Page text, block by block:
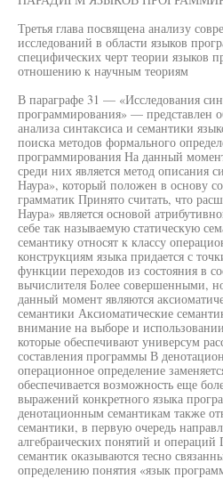
Третья глава посвящена анализу
исследований в области языков
специфических черт теории языков
отношению к научным теориям
В параграфе 31 — «Исследования
программирования» — представлен
анализа синтаксиса и семантики
поиска методов формального
программирования На данный
среди них является метод описания
Наура», который положен в основу
грамматик Принято считать, что
Наура» является основой
себе так называемую статическую
семантику относят к классу
конструкциям языка придается с
функции переходов из состояния в
вычислителя Более совершенными,
данный момент являются
семантики Аксиоматические
внимание на выборе и
которые обеспечивают универсум
составления программы В
операционное определение
обеспечивается возможность еще
выражений конкретного языка
денотационным семантикам также
семантики, в первую очередь
алгебраических понятий и
семантик оказываются тесно
определению понятия «язык